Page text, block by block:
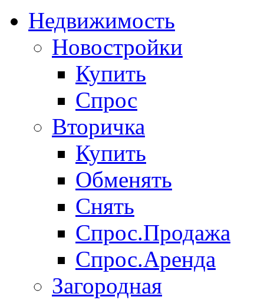
Недвижимость
Новостройки
Купить
Спрос
Вторичка
Купить
Обменять
Снять
Спрос.Продажа
Спрос.Аренда
Загородная